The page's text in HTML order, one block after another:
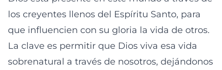
los creyentes llenos del Espíritu Santo, para
que influencien con su gloria la vida de otros.
La clave es permitir que Dios viva esa vida
sobrenatural a través de nosotros, dejándonos